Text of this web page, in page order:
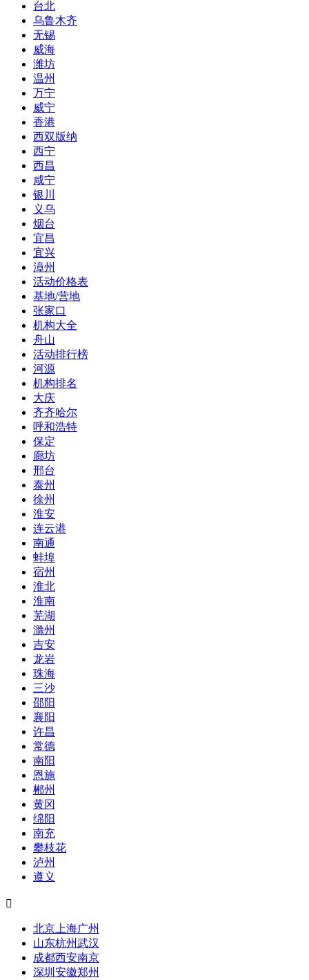
台北
乌鲁木齐
无锡
威海
潍坊
温州
万宁
威宁
香港
西双版纳
西宁
西昌
咸宁
银川
义乌
烟台
宜昌
宜兴
漳州
活动价格表
基地/营地
张家口
机构大全
舟山
活动排行榜
河源
机构排名
大庆
齐齐哈尔
呼和浩特
保定
廊坊
邢台
泰州
徐州
淮安
连云港
南通
蚌埠
宿州
淮北
淮南
芜湖
滁州
吉安
龙岩
珠海
三沙
邵阳
襄阳
许昌
常德
南阳
恩施
郴州
黄冈
绵阳
南充
攀枝花
泸州
遵义

北京 上海广州
山东杭州武汉
成都西安南京
深圳 安徽郑州